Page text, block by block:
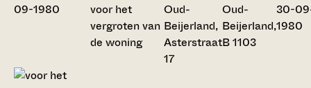
voor het
vergroten van
de woning
Oud-
Beijerland,
Asterstraat
17
Oud-
Beijerland,
B 1103
30-
1980